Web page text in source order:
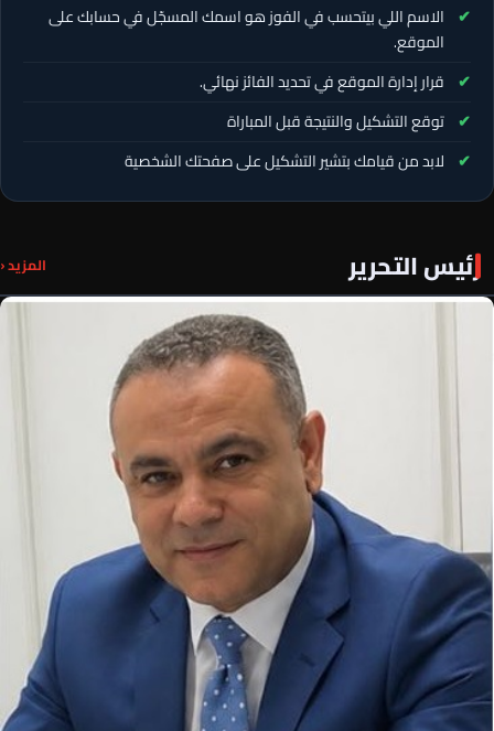
الاسم اللي بيتحسب في الفوز هو اسمك المسجّل في حسابك على
الموقع.
قرار إدارة الموقع في تحديد الفائز نهائي.
توقع التشكيل والنتيجة قبل المباراة
لابد من قيامك بتشير التشكيل على صفحتك الشخصية
رئيس التحرير المزيد ‹